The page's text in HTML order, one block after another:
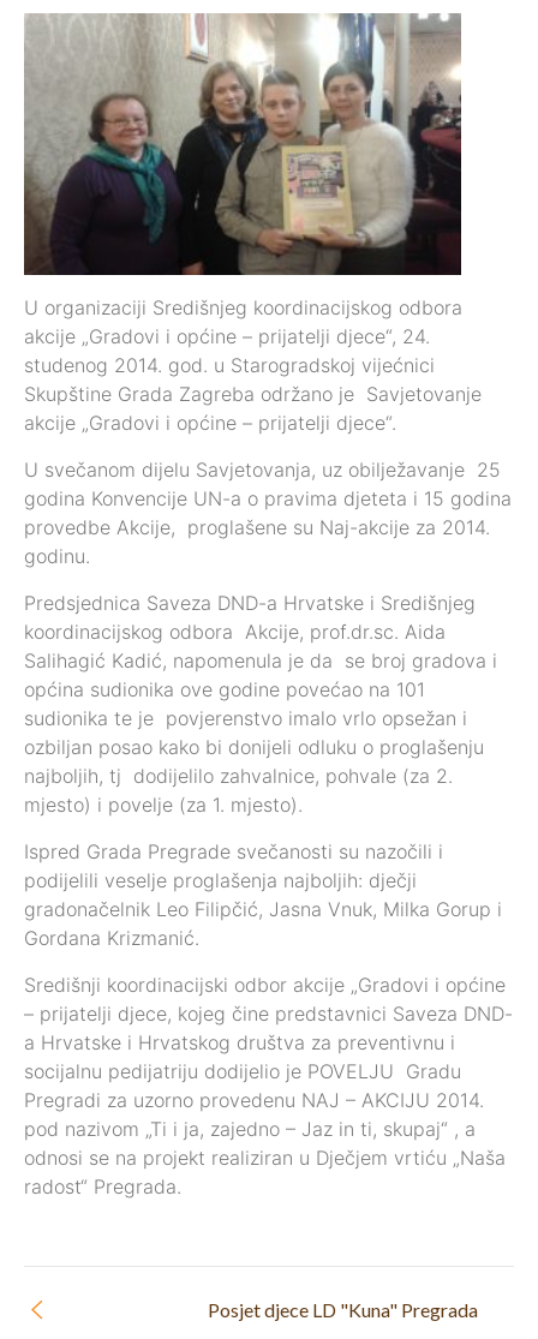
U organizaciji Središnjeg koordinacijskog odbora
akcije „Gradovi i općine – prijatelji djece“, 24.
studenog 2014. god. u Starogradskoj vijećnici
Skupštine Grada Zagreba održano je Savjetovanje
akcije „Gradovi i općine – prijatelji djece“.
U svečanom dijelu Savjetovanja, uz obilježavanje 25
godina Konvencije UN-a o pravima djeteta i 15 godina
provedbe Akcije, proglašene su Naj-akcije za 2014.
godinu.
Predsjednica Saveza DND-a Hrvatske i Središnjeg
koordinacijskog odbora Akcije, prof.dr.sc. Aida
Salihagić Kadić, napomenula je da se broj gradova i
općina sudionika ove godine povećao na 101
sudionika te je povjerenstvo imalo vrlo opsežan i
ozbiljan posao kako bi donijeli odluku o proglašenju
najboljih, tj dodijelilo zahvalnice, pohvale (za 2.
mjesto) i povelje (za 1. mjesto).
Ispred Grada Pregrade svečanosti su nazočili i
podijelili veselje proglašenja najboljih: dječji
gradonačelnik Leo Filipčić, Jasna Vnuk, Milka Gorup i
Gordana Krizmanić.
Središnji koordinacijski odbor akcije „Gradovi i općine
– prijatelji djece, kojeg čine predstavnici Saveza DND-
a Hrvatske i Hrvatskog društva za preventivnu i
socijalnu pedijatriju dodijelio je POVELJU Gradu
Pregradi za uzorno provedenu NAJ – AKCIJU 2014.
pod nazivom „Ti i ja, zajedno – Jaz in ti, skupaj“ , a
odnosi se na projekt realiziran u Dječjem vrtiću „Naša
radost“ Pregrada.
Posjet djece LD "Kuna" Pregrada